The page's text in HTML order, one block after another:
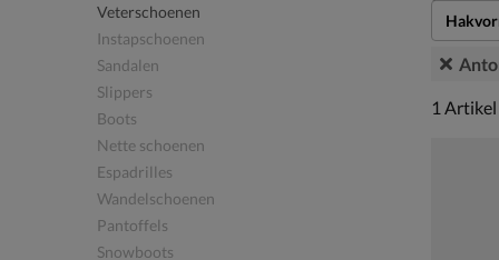
Veterschoenen
Instapschoenen
Sandalen
Slippers
Boots
Nette schoenen
Espadrilles
Wandelschoenen
Pantoffels
Snowboots
1 artikel
1 Artikel